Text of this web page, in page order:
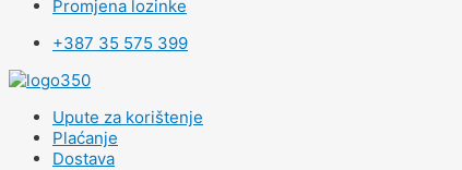
Promjena lozinke
+387 35 575 399
Upute za korištenje
Plaćanje
Dostava